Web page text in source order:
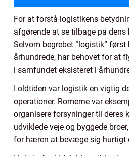
For at forstå logistikens
afgørende at se tilbage på
Selvom begrebet “logistik”
århundrede, har behovet for at
i samfundet eksisteret i
I oldtiden var logistik en vigtig
operationer. Romerne var
organisere forsyninger til deres
udviklede veje og byggede
for hæren at bevæge sig hurtigt